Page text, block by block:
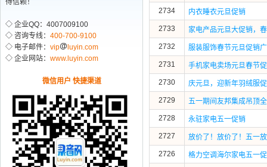
得信赖！
◇ 企业QQ：4007009100
◇ 咨询专线： 400-700-9100
◇ 电子邮件： vip
luyin.com
◇ 企业网站： www.luyin.com
微信用户 快捷渠道
2734
内衣睡衣元旦促销
2733
家电产品元旦大促销，春
2732
服装服饰春节元旦促销
2731
手机家电卖场元旦春节
2730
庆元旦，迎新年羽绒服
2729
五一期间友邦集成吊顶
2728
永驻家电五一促销
2727
放价了！放价了！五一
2726
格力空调海尔家电五一